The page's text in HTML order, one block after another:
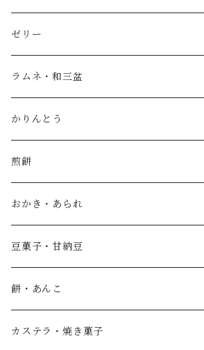
プチギフト
進物・ギフト
竹かごギフト
名入れ
アメイロ喫茶
ラムネと金平糖
covaco
夏季限定 covaco
ボンボン
こんぺいとうアート
こんぺいとうアート用 袋入り50g 別売品
瓶入り金平糖
ハロウィン限定 狂気の金平糖シリーズ
クリスマス限定 星降る夜の金平糖シリーズ
ゼリー
ラムネ・和三盆
ラムネと金平糖
さんぼん
かりんとう
煎餅
おかき・あられ
豆菓子・甘納豆
餅・あんこ
カステラ・焼き菓子